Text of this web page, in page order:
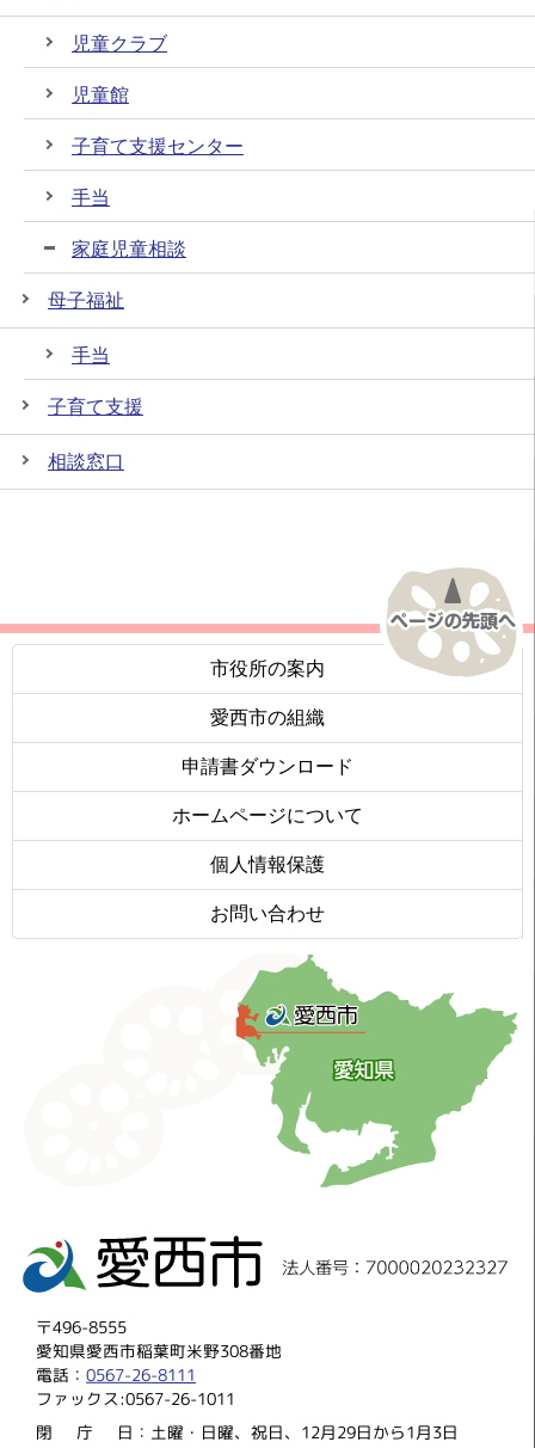
児童クラブ
児童館
子育て支援センター
手当
家庭児童相談
母子福祉
手当
子育て支援
相談窓口
市役所の案内
愛西市の組織
申請書ダウンロード
ホームページについて
個人情報保護
お問い合わせ
〒496-8555
愛知県愛西市稲葉町米野308番地
電話：0567-26-8111
ファックス:0567-26-1011
閉庁 日：土曜・日曜、祝日、12月29日から1月3日